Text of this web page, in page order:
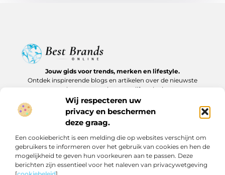
Wij respecteren uw
privacy en beschermen
deze graag.
Een cookiebericht is een melding die op websites verschijnt om
gebruikers te informeren over het gebruik van cookies en hen de
mogelijkheid te geven hun voorkeuren aan te passen. Deze
berichten zijn essentieel voor het naleven van privacywetgeving
Jouw gids voor trends, merken en lifestyle.
Ontdek inspirerende blogs en artikelen over de nieuwste
producten, must-haves en lifestyle tips.
Bericht categorie
Onze informatie